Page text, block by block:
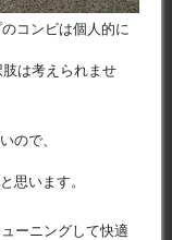
コンビは個人的に
は考えられませ
ので、
思います。
ーニングして快適